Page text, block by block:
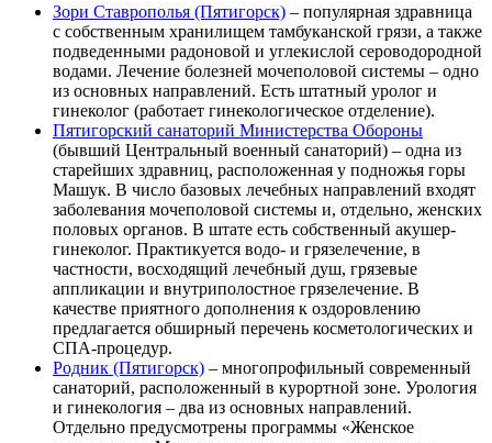
Зори Ставрополья (Пятигорск) – популярная здравница
с собственным хранилищем тамбуканской грязи, а также
подведенными радоновой и углекислой сероводородной
водами. Лечение болезней мочеполовой системы – одно
из основных направлений. Есть штатный уролог и
гинеколог (работает гинекологическое отделение).
Пятигорский санаторий Министерства Обороны
(бывший Центральный военный санаторий) – одна из
старейших здравниц, расположенная у подножья горы
Машук. В число базовых лечебных направлений входят
заболевания мочеполовой системы и, отдельно, женских
половых органов. В штате есть собственный акушер-
гинеколог. Практикуется водо- и грязелечение, в
частности, восходящий лечебный душ, грязевые
аппликации и внутриполостное грязелечение. В
качестве приятного дополнения к оздоровлению
предлагается обширный перечень косметологических и
СПА-процедур.
Родник (Пятигорск) – многопрофильный современный
санаторий, расположенный в курортной зоне. Урология
и гинекология – два из основных направлений.
Отдельно предусмотрены программы «Женское